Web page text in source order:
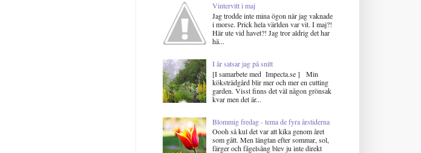
Vintervitt i maj
Jag trodde inte mina ögon när jag vaknade
i morse. Prick hela världen var vit. I maj?!
Här ute vid havet?! Jag tror aldrig det har
hä...
I år satsar jag på snitt
[I samarbete med Impecta.se ] Min
köksträdgård blir mer och mer en cutting
garden. Visst finns det väl någon grönsak
kvar men det är...
Blommig fredag - tema de fyra årstiderna
Oooh så kul det var att kika genom året
som gått. Men längtan efter sommar, sol,
färger och fågelsång blev ju inte direkt